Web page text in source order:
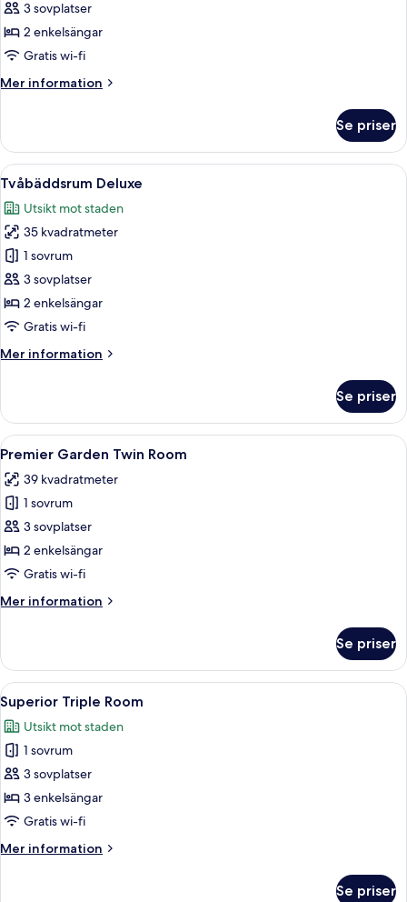
Twin
Room
3 sovplatser
2 enkelsängar
Gratis wi-fi
Mer information
Mer
Twin
Room
Se priser
Öppna
alla
foton
för
Tvåbäddsrum
Deluxe
Ett modernt hotellrum med två
3
Tvåbäddsrum Deluxe
Utsikt mot staden
35 kvadratmeter
1 sovrum
3 sovplatser
2 enkelsängar
Gratis wi-fi
Mer information
Mer
Deluxe
Se priser
Öppna
alla
foton
för
Premier
Garden
Twin
Ett hotellrum med två sängar, ett
9
Premier Garden Twin Room
39 kvadratmeter
1 sovrum
3 sovplatser
2 enkelsängar
Gratis wi-fi
Mer information
Mer
Garden
Twin
Room
Se priser
Öppna
alla
foton
för
Superior
Triple
Room
Ett hotellrum med två sängar, ett
3
Superior Triple Room
Utsikt mot staden
1 sovrum
3 sovplatser
3 enkelsängar
Gratis wi-fi
Mer information
Mer
Se priser